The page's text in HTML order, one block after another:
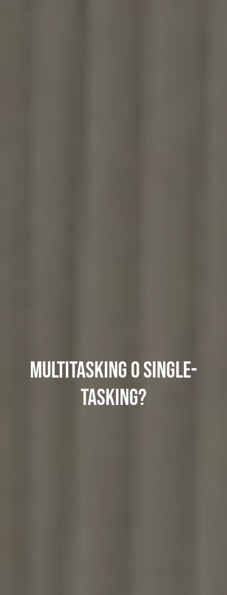
Multitasking o Single-
Tasking?